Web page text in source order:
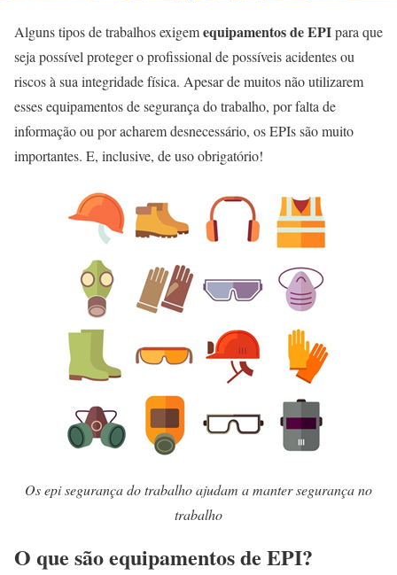
Alguns tipos de trabalhos exigemequipamentos de EPIpara que
seja possível proteger o profissional de possíveis acidentes ou
riscos à sua integridade física. Apesar de muitos não utilizarem
esses equipamentos de segurança do trabalho, por falta de
informação ou por acharem desnecessário, os EPIs são muito
importantes. E, inclusive, de uso obrigatório!
Os epi segurança do trabalho ajudam a manter segurança no
trabalho
O que são equipamentos de EPI?